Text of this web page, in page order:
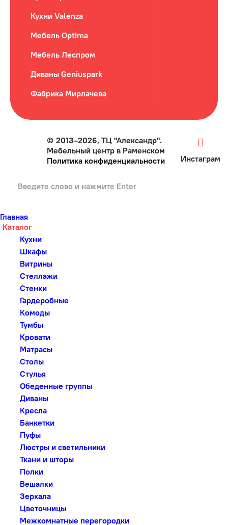
Кухни Valenza
Мебель Optima
Мебель Леспром
Диваны Geniuspark
Фабрика Мирлачева
© 2013–2026, ТЦ "Александр".
Мебельный центр в Раменском
Политика конфиденциальности
Инстаграм
Главная
Каталог
Кухни
Шкафы
Витрины
Стеллажи
Стенки
Гардеробные
Комоды
Тумбы
Кровати
Матрасы
Столы
Стулья
Обеденные группы
Диваны
Кресла
Банкетки
Пуфы
Люстры и светильники
Ткани и шторы
Полки
Вешалки
Зеркала
Цветочницы
Межкомнатные перегородки